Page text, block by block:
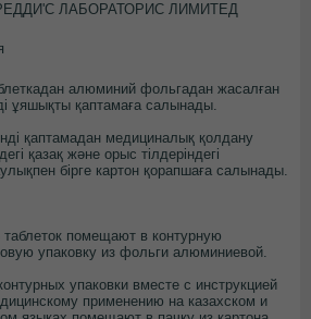
ЛАБОРАТОРИС ЛИМИТЕД
алюминий фольгадан жасалған
ұяшықты қаптамаға салынады.
қаптамадан медициналық қолдану
қазақ және орыс тілдеріндегі
бірге картон қорапшаға салынады.
таблеток помещают в контурную
упаковку из фольги алюминиевой.
упаковки вместе с инструкцией
применению на казахском и